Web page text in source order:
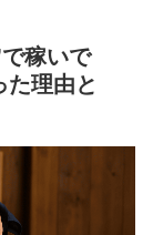
稼いで
た理由と